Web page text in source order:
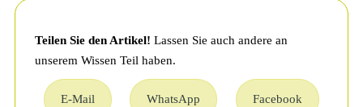
Teilen Sie den Artikel! Lassen Sie auch andere an
unserem Wissen Teil haben.
E-Mail WhatsApp Facebook